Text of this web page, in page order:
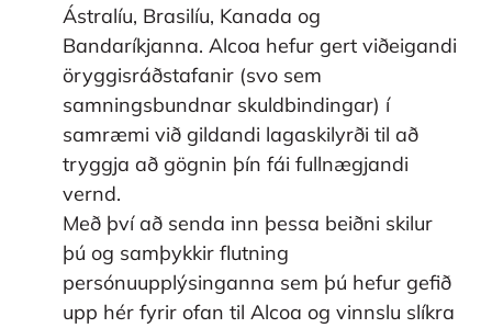
Ástralíu, Brasilíu, Kanada og
Bandaríkjanna. Alcoa hefur gert viðeigandi
öryggisráðstafanir (svo sem
samningsbundnar skuldbindingar) í
samræmi við gildandi lagaskilyrði til að
tryggja að gögnin þín fái fullnægjandi
vernd.
Með því að senda inn þessa beiðni skilur
þú og samþykkir flutning
persónuupplýsinganna sem þú hefur gefið
upp hér fyrir ofan til Alcoa og vinnslu slíkra